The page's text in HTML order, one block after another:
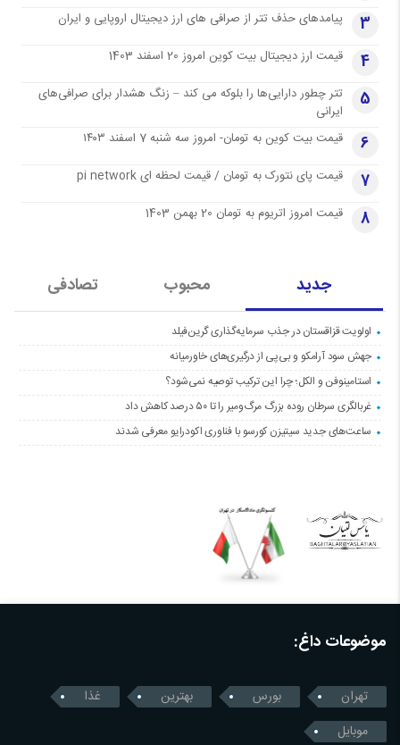
3 پیامدهای حذف تتر از صرافی های ارز دیجیتال اروپایی و ایران
4 قیمت ارز دیجیتال بیت کوین امروز 20 اسفند 1403
5
تتر چطور دارایی‌ها را بلوکه می کند – زنگ هشدار برای صرافی‌های
ایرانی
6 قیمت بیت کوین به تومان- امروز سه شنبه 7 اسفند ۱۴۰۳
7 قیمت پای نتورک به تومان / قیمت لحظه ای pi network
8 قیمت امروز اتریوم به تومان 20 بهمن 1403
جدید محبوب تصادفی
اولویت قزاقستان در جذب سرمایه‌گذاری گرین‌فیلد
جهش سود آرامکو و بی‌پی از درگیری‌های خاورمیانه
استامینوفن و الکل؛ چرا این ترکیب توصیه نمی‌شود؟
غربالگری سرطان روده بزرگ مرگ‌ومیر را تا ۵۰ درصد کاهش داد
ساعت‌های جدید سیتیزن کورسو با فناوری اکودرایو معرفی شدند
موضوعات داغ:
تهران بورس بهترین
غذا
موبایل